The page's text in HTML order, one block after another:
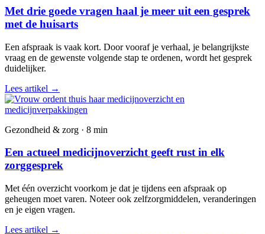
Met drie goede vragen haal je meer uit een gesprek
met de huisarts
Een afspraak is vaak kort. Door vooraf je verhaal, je belangrijkste
vraag en de gewenste volgende stap te ordenen, wordt het gesprek
duidelijker.
Lees artikel →
Gezondheid & zorg · 8 min
Een actueel medicijnoverzicht geeft rust in elk
zorggesprek
Met één overzicht voorkom je dat je tijdens een afspraak op
geheugen moet varen. Noteer ook zelfzorgmiddelen, veranderingen
en je eigen vragen.
Lees artikel →